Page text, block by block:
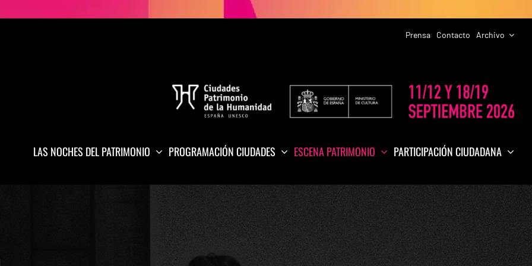
Prensa Contacto Archivo
LAS NOCHES DEL PATRIMONIO PROGRAMACIÓN CIUDADES ESCENA PATRIMONIO PARTICIPACIÓN CIUDADANA